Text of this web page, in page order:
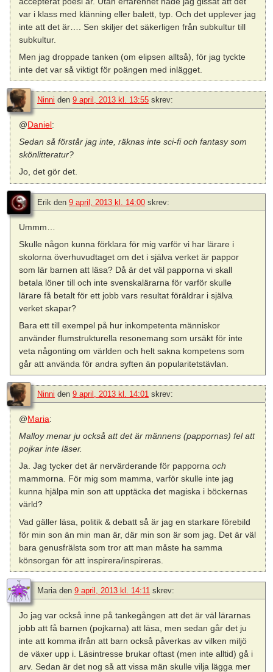
var i klass med klänning eller balett, typ. Och det upplever jag
inte att det är…. Sen skiljer det säkerligen från subkultur till
subkultur.
Men jag droppade tanken (om elipsen alltså), för jag tyckte
inte det var så viktigt för poängen med inlägget.
Ninni den 9 april, 2013 kl. 13:55 skrev:
@Daniel:
Sedan så förstår jag inte, räknas inte sci-fi och fantasy som
skönlitteratur?
Jo, det gör det.
Erik den 9 april, 2013 kl. 14:00 skrev:
Ummm…
Skulle någon kunna förklara för mig varför vi har lärare i
skolorna överhuvudtaget om det i själva verket är pappor
som lär barnen att läsa? Då är det väl papporna vi skall
betala löner till och inte svenskalärarna för varför skulle
lärare få betalt för ett jobb vars resultat föräldrar i själva
verket skapar?
Bara ett till exempel på hur inkompetenta människor
använder flumstrukturella resonemang som ursäkt för inte
veta någonting om världen och helt sakna kompetens som
går att använda för andra syften än popularitetstävlan.
Ninni den 9 april, 2013 kl. 14:01 skrev:
@Maria:
Malloy menar ju också att det är männens (pappornas) fel att
pojkar inte läser.
Ja. Jag tycker det är nervärderande för pappornaoch
mammorna. För mig som mamma, varför skulle inte jag
kunna hjälpa min son att upptäcka det magiska i böckernas
värld?
Vad gäller läsa, politik & debatt så är jag en starkare förebild
för min son än min man är, där min son är som jag. Det är väl
bara genusfrälsta som tror att man måste ha samma
könsorgan för att inspirera/inspireras.
Maria den 9 april, 2013 kl. 14:11 skrev:
Jo jag var också inne på tankegången att det är väl lärarnas
jobb att få barnen (pojkarna) att läsa, men sedan går det ju
inte att komma ifrån att barn också påverkas av vilken miljö
de växer upp i. Läsintresse brukar oftast (men inte alltid) gå i
arv. Sedan är det nog så att vissa män skulle vilja lägga mer